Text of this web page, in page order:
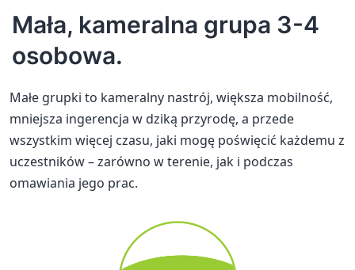
Mała, kameralna grupa 3-4
osobowa.
Małe grupki to kameralny nastrój, większa mobilność,
mniejsza ingerencja w dziką przyrodę, a przede
wszystkim więcej czasu, jaki mogę poświęcić każdemu z
uczestników – zarówno w terenie, jak i podczas
omawiania jego prac.